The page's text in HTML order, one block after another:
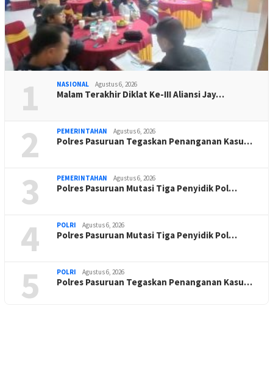
1 NASIONAL Agustus 6, 2026
Malam Terakhir Diklat Ke-III Aliansi Jay…
2 PEMERINTAHAN Agustus 6, 2026
Polres Pasuruan Tegaskan Penanganan Kasu…
3 PEMERINTAHAN Agustus 6, 2026
Polres Pasuruan Mutasi Tiga Penyidik Pol…
4 POLRI Agustus 6, 2026
Polres Pasuruan Mutasi Tiga Penyidik Pol…
5 POLRI Agustus 6, 2026
Polres Pasuruan Tegaskan Penanganan Kasu…